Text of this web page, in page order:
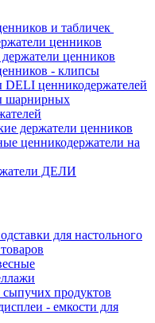
и табличек
ценников
ценников
- клипсы
ценникодержателей
шарнирных
держатели ценников
ценникодержатели на
ДЕЛИ
для настольного
продуктов
- емкости для